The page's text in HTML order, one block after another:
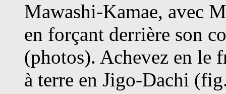
Mawashi-Kamae, avec
en forçant derrière son
(photos). Achevez en le
à terre en Jigo-Dachi